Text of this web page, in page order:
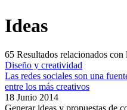
Ideas
65 Resultados relacionados con
Diseño y creatividad
Las redes sociales son una
entre los más creativos
18 Junio 2014
Generar ideas y propuestas de